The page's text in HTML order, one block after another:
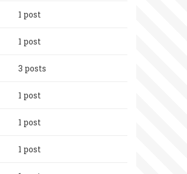
1 post
1 post
3 posts
1 post
1 post
1 post